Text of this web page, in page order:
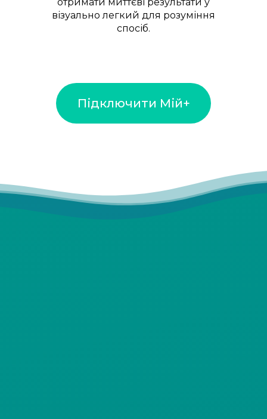
отримати миттєві результати у
візуально легкий для розуміння
спосіб.
Підключити Мій+